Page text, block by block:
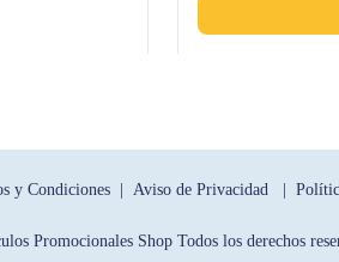
y Condiciones | Aviso de Privacidad |
Promocionales Shop Todos los derechos